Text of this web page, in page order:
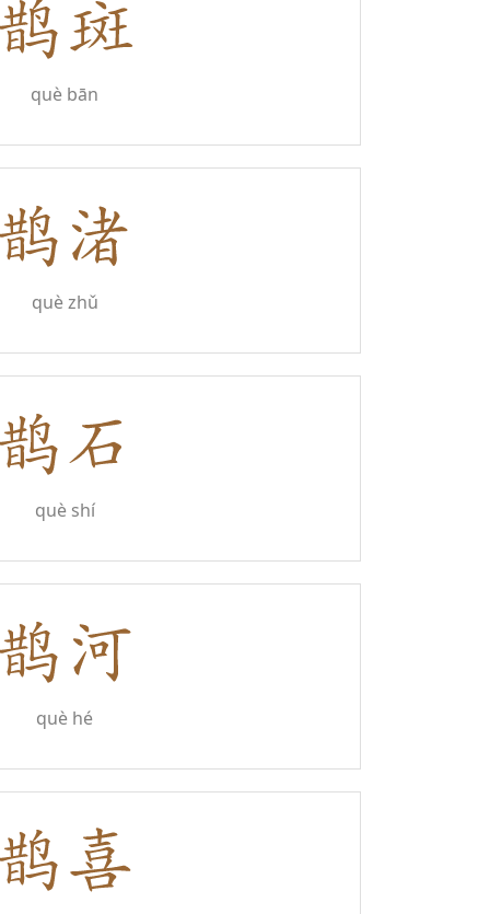
què bān
què zhǔ
què shí
què hé